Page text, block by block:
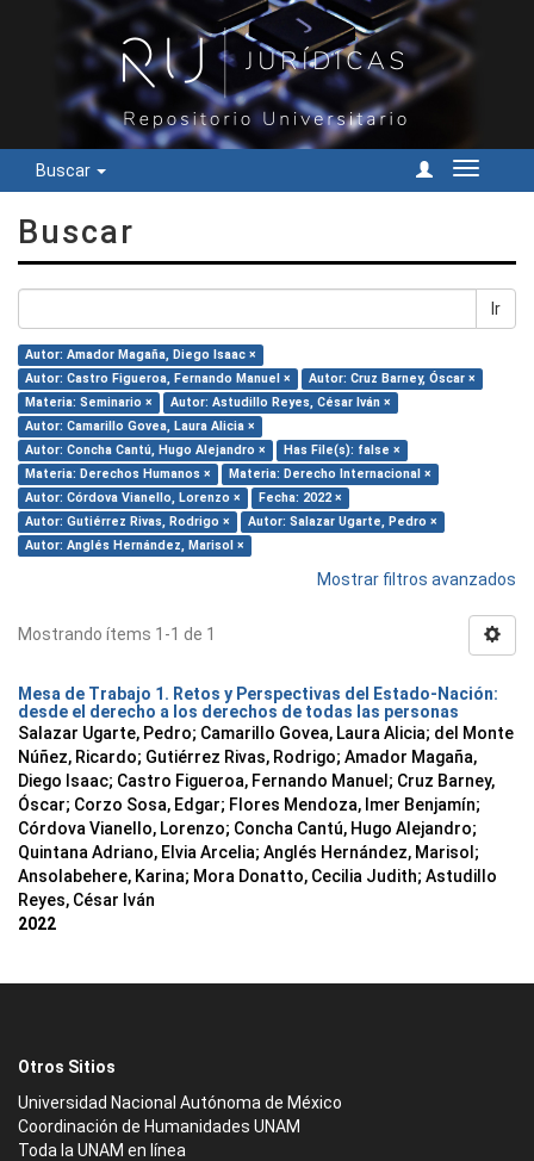
Buscar
Cambiar
Buscar
Ir
Autor: Amador Magaña, Diego Isaac ×
Autor: Castro Figueroa, Fernando Manuel ×
Autor: Cruz Barney, Óscar ×
Materia: Seminario ×
Autor: Astudillo Reyes, César Iván ×
Autor: Camarillo Govea, Laura Alicia ×
Autor: Concha Cantú, Hugo Alejandro ×
Has File(s): false ×
Materia: Derechos Humanos ×
Materia: Derecho Internacional ×
Autor: Córdova Vianello, Lorenzo ×
Fecha: 2022 ×
Autor: Gutiérrez Rivas, Rodrigo ×
Autor: Salazar Ugarte, Pedro ×
Autor: Anglés Hernández, Marisol ×
Mostrar filtros avanzados
Mostrando ítems 1-1 de 1
Mesa de Trabajo 1. Retos y Perspectivas del Estado-Nación:
desde el derecho a los derechos de todas las personas
Salazar Ugarte, Pedro; Camarillo Govea, Laura Alicia; del Monte
Núñez, Ricardo; Gutiérrez Rivas, Rodrigo; Amador Magaña,
Diego Isaac; Castro Figueroa, Fernando Manuel ; Cruz Barney,
Óscar; Corzo Sosa, Edgar; Flores Mendoza, Imer Benjamín;
Córdova Vianello, Lorenzo; Concha Cantú, Hugo Alejandro;
Quintana Adriano, Elvia Arcelia; Anglés Hernández, Marisol ;
Ansolabehere, Karina; Mora Donatto, Cecilia Judith; Astudillo
Reyes, César Iván
2022
Otros Sitios
Universidad Nacional Autónoma de México
Coordinación de Humanidades UNAM
Toda la UNAM en línea